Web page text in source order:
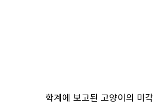
학계에 보고된 고양이의 미